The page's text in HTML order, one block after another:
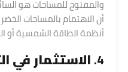
والمفتوح للمساحات هو
أن الاهتمام بالمساحات
أنظمة الطاقة الشمسية أو
4. الاستثمار في